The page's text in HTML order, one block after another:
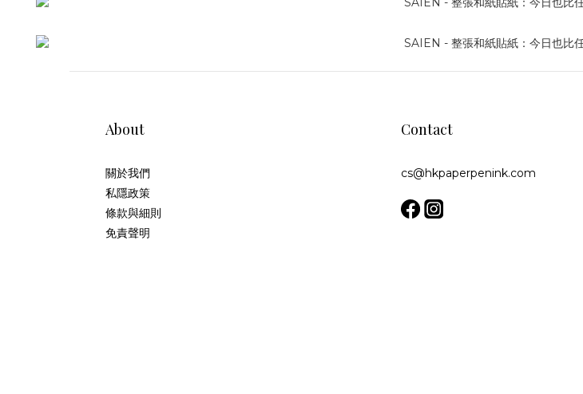
About
關於我們
私隱政策
條款與細則
免責聲明
Contact
cs@hkpaperpenink.com